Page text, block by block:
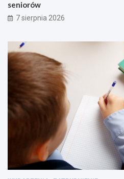
seniorów
7 sierpnia 2026